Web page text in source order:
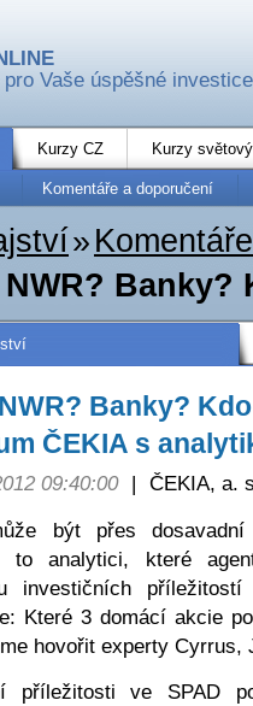
Vaše úspěšné investice
Kurzy CZ Kurzy
Komentáře a doporučení
»
NWR? Banky?
Banky?
ČEKIA s
09:40:00 | ČEKIA, a.
být přes
to analytici, které
investičních
Které 3 domácí akcie
hovořit experty Cyrrus,
příležitosti ve SPAD